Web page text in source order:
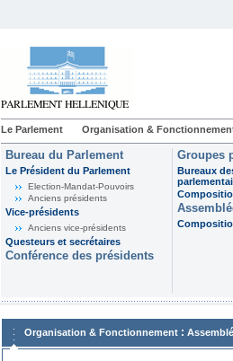
Le Parlement Organisation &
Bureau du Parlement
Le Président du Parlement
Election-Mandat-Pouvoirs
Anciens présidents
Vice-présidents
Anciens vice-présidents
Questeurs et secrétaires
Conférence des présidents
Groupes
Bureaux
Organisation & Fonctionnement :